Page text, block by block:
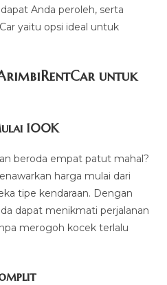
Anda peroleh, serta
yaitu opsi ideal untuk
untuk
100K
beroda empat patut mahal?
harga mulai dari
tipe kendaraan. Dengan
dapat menikmati perjalanan
merogoh kocek terlalu